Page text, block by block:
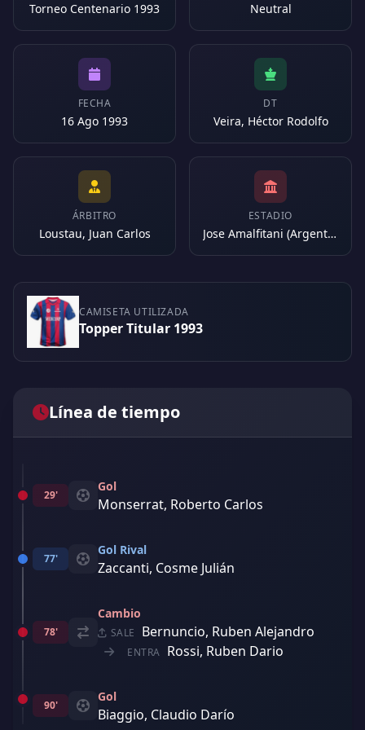
Torneo Centenario 1993 Neutral
FECHA
16 Ago 1993
DT
Veira, Héctor Rodolfo
ÁRBITRO
Loustau, Juan Carlos
ESTADIO
Jose Amalfitani (Argentina)
CAMISETA UTILIZADA
Topper Titular 1993
Línea de tiempo
29'
Gol
Monserrat, Roberto Carlos
77'
Gol Rival
Zaccanti, Cosme Julián
78'
Cambio
SALE Bernuncio, Ruben Alejandro
ENTRA Rossi, Ruben Dario
90'
Gol
Biaggio, Claudio Darío